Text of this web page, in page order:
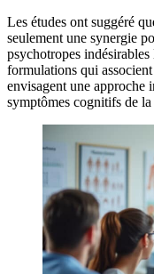
Les études ont suggéré
seulement une synergie
psychotropes
formulations qui
envisagent une approche
symptômes cognitifs de la